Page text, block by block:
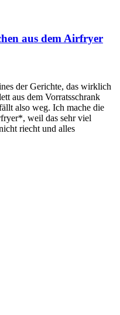
aus dem Airfryer
der Gerichte, das wirklich
aus dem Vorratsschrank
also weg. Ich mache die
weil das sehr viel
riecht und alles